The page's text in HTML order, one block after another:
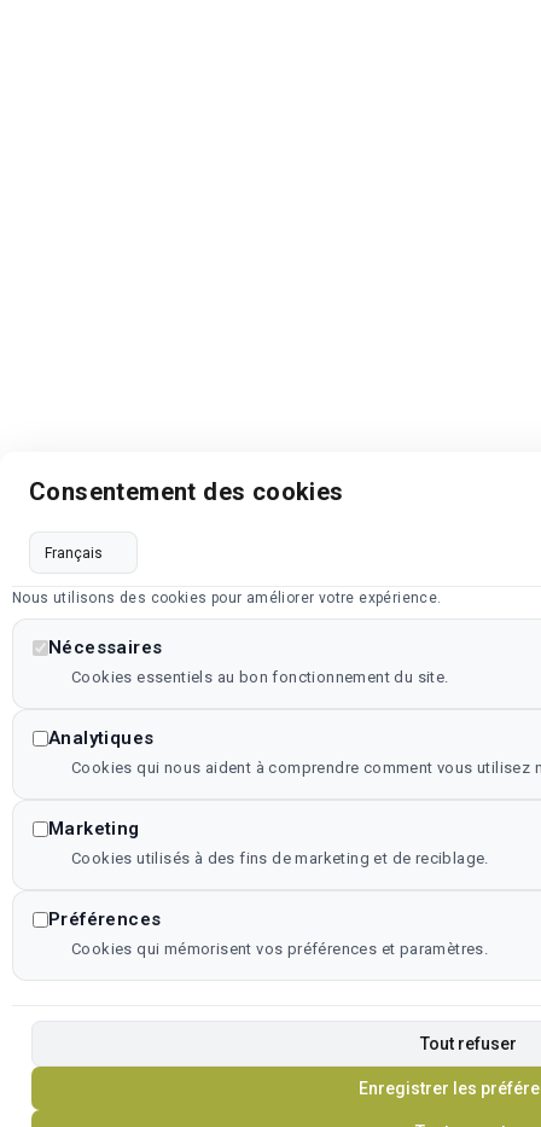
Consentement des cookies
Nous utilisons des cookies pour améliorer votre expérience.
Nécessaires
Cookies essentiels au bon fonctionnement du site.
Analytiques
Cookies qui nous aident à comprendre comment vous utilisez
Marketing
Cookies utilisés à des fins de marketing et de reciblage.
Préférences
Cookies qui mémorisent vos préférences et paramètres.
Tout refuser
Enregistrer les